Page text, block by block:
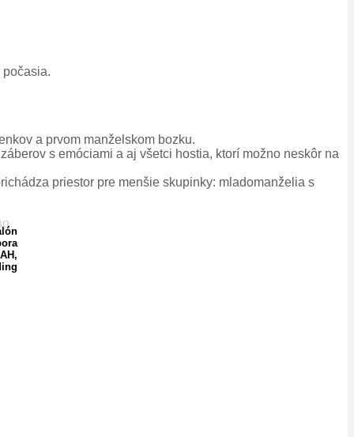
a prvom manželskom bozku.
s emóciami a aj všetci hostia, ktorí možno neskôr na
priestor pre menšie skupinky: mladomanželia s